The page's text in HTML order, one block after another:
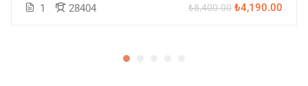
1 28404 ₺8,400.00 ₺4,190.00